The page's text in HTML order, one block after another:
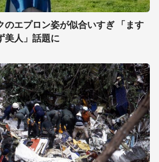
のエプロン姿が似合いすぎ 「ます
美人」話題に